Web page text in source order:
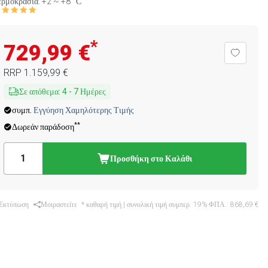
729,99 €*
RRP 1.159,99 €
Σε απόθεμα: 4- 7Ημέρες
συμπ. Εγγύηση Χαμηλότερης Τιμής
Δωρεάν παράδοση**
Προσθήκη στο Καλάθι
Μοιραστείτε * καθαρή τιμή | συνολική τιμή συμπερ. 19% ΦΠΑ.: 868,69 €